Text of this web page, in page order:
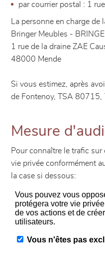
par courrier postal : 1
La personne en charge
Bringer Meubles -
1 rue de la draine ZAE
48000 Mende
Si vous estimez, après
de Fontenoy, TSA
Mesure
Pour connaître le trafic
vie privée conformément
la case si dessous: